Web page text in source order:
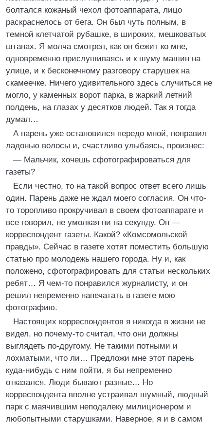
болтался кожаный чехол фотоаппарата, лицо
раскраснелось от бега. Он был чуть полным, в
темной клетчатой рубашке, в широких, мешковатых
штанах. Я молча смотрел, как он бежит ко мне,
одновременно прислушиваясь и к шуму машин на
улице, и к бесконечному разговору старушек на
скамеечке. Ничего удивительного здесь случиться не
могло, у каменных ворот парка, в жаркий летний
полдень, на глазах у десятков людей. Так я тогда
думал…
А парень уже остановился передо мной, поправил
ладонью волосы и, счастливо улыбаясь, произнес:
— Мальчик, хочешь сфотографироваться для
газеты?
Если честно, то на такой вопрос ответ всего лишь
один. Парень даже не ждал моего согласия. Он что-
то торопливо прокручивал в своем фотоаппарате и
все говорил, не умолкая ни на секунду. Он —
корреспондент газеты. Какой? «Комсомольской
правды». Сейчас в газете хотят поместить большую
статью про молодежь нашего города. Ну и, как
положено, сфотографировать для статьи нескольких
ребят… Я чем-то понравился журналисту, и он
решил непременно напечатать в газете мою
фотографию.
Настоящих корреспондентов я никогда в жизни не
видел, но почему-то считал, что они должны
выглядеть по-другому. Не такими потными и
лохматыми, что ли… Предложи мне этот парень
куда-нибудь с ним пойти, я бы непременно
отказался. Люди бывают разные… Но
корреспондента вполне устраивал шумный, людный
парк с маячившим неподалеку милиционером и
любопытными старушками. Наверное, я и в самом